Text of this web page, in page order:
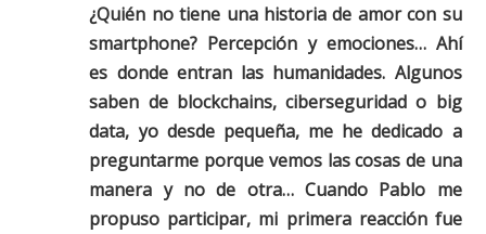
¿Quién no tiene una historia de amor con su
smartphone? Percepción y emociones… Ahí
es donde entran las humanidades. Algunos
saben de blockchains, ciberseguridad o big
data, yo desde pequeña, me he dedicado a
preguntarme porque vemos las cosas de una
manera y no de otra… Cuando Pablo me
propuso participar, mi primera reacción fue